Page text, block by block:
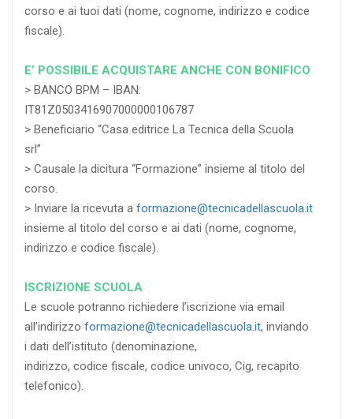
corso e ai tuoi dati (nome, cognome, indirizzo e codice
fiscale).
E’ POSSIBILE ACQUISTARE ANCHE CON BONIFICO
> BANCO BPM – IBAN:
IT81Z0503416907000000106787
> Beneficiario “Casa editrice La Tecnica della Scuola
srl”
> Causale la dicitura “Formazione” insieme al titolo del
corso.
> Inviare la ricevuta a formazione@tecnicadellascuola.it
insieme al titolo del corso e ai dati (nome, cognome,
indirizzo e codice fiscale).
ISCRIZIONE SCUOLA
Le scuole potranno richiedere l’iscrizione via email
all’indirizzo formazione@tecnicadellascuola.it, inviando
i dati dell’istituto (denominazione,
indirizzo, codice fiscale, codice univoco, Cig, recapito
telefonico).